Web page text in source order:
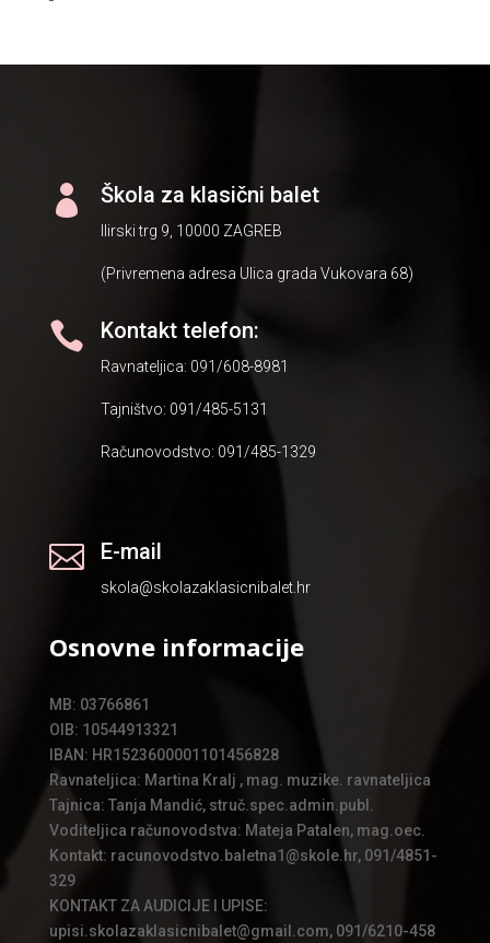
 Škola za klasični balet
Ilirski trg 9, 10000 ZAGREB
(Privremena adresa Ulica grada Vukovara 68)
 Kontakt telefon:
Ravnateljica: 091/608-8981
Tajništvo: 091/485-5131
Računovodstvo: 091/485-1329
 E-mail
skola@skolazaklasicnibalet.hr
Osnovne informacije
MB: 03766861
OIB: 10544913321
IBAN: HR1523600001101456828
Ravnateljica: Martina Kralj , mag. muzike. ravnateljica
Tajnica: Tanja Mandić, struč.spec.admin.publ.
Voditeljica računovodstva: Mateja Patalen, mag.oec.
Kontakt: racunovodstvo.baletna1@skole.hr, 091/4851-
329
KONTAKT ZA AUDICIJE I UPISE:
upisi.skolazaklasicnibalet@gmail.com, 091/6210-458